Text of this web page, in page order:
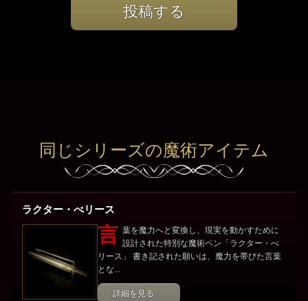
投稿する
同じシリーズの魔術アイテム
ラクター・べリース
言 葉を魔力へと変換し、現実を動かすために
設計された特別な魔術ペン「ラクター・べ
リース」 書き記された願いは、魔力を帯びた言葉
とな...
詳細を見る